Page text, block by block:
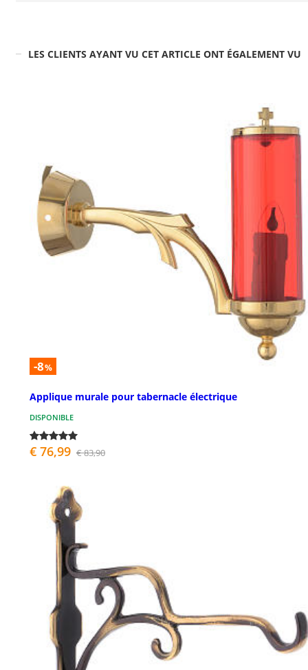
LES CLIENTS AYANT VU CET ARTICLE ONT ÉGALEMENT VU
-8%
Applique murale pour tabernacle électrique
DISPONIBLE
€ 76,99 € 83,90